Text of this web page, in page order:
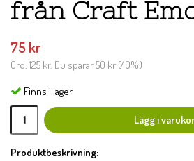
från Craft
75 kr
Ord. 125 kr. Du sparar50 kr (40%)
Finns i lager
Lägg i
Produktbeskrivning: